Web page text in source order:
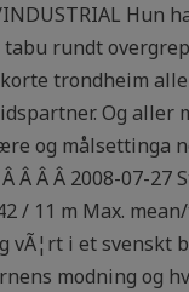
Hun
rundt
trondheim alle
Og aller
og målsettinga
Â Â 2008-07-27
/ 11 m Max.
vÃ¦rt i et
modning og